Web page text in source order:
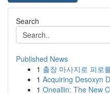
Search
Published News
1 출장 마사지로 피로
1 Acquiring Desoxyn
1 Oneallin: The New